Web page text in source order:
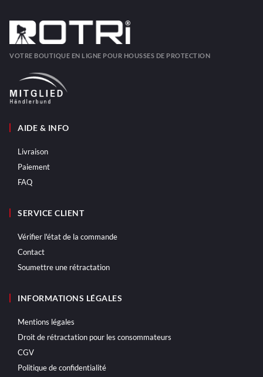
VOTRE BOUTIQUE EN LIGNE POUR HOUSSES DE PROTECTION
AIDE & INFO
Livraison
Paiement
FAQ
SERVICE CLIENT
Vérifier l'état de la commande
Contact
Soumettre une rétractation
INFORMATIONS LÉGALES
Mentions légales
Droit de rétractation pour les consommateurs
CGV
Politique de confidentialité